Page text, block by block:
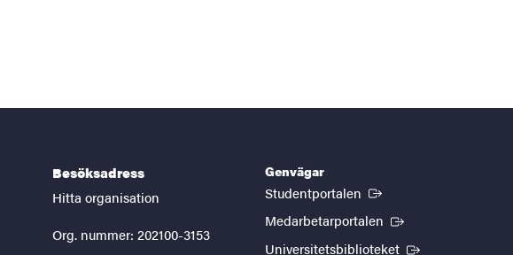
Besöksadress
Hitta organisation
Org. nummer: 202100-3153
Genvägar
Studentportalen (Extern länk)
Medarbetarportalen (Extern länk)
Universitetsbiblioteket (Extern länk)